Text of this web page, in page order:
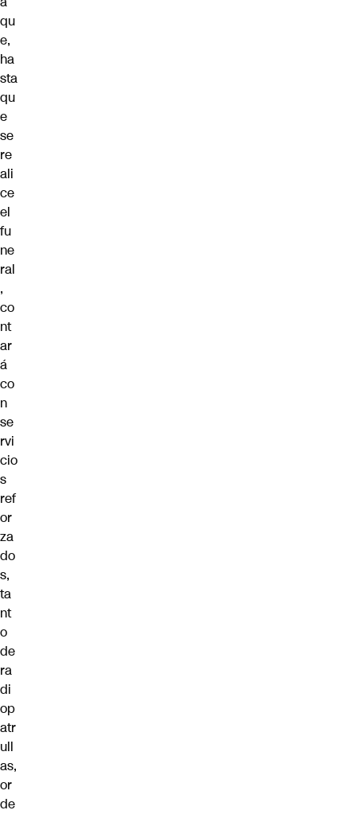
qu
e,
ha
sta
qu
e
se
re
ali
ce
el
fu
ne
ral
,
co
nt
ar
á
co
n
se
rvi
cio
s
ref
or
za
do
s,
ta
nt
o
de
ra
di
op
atr
ull
as,
or
de